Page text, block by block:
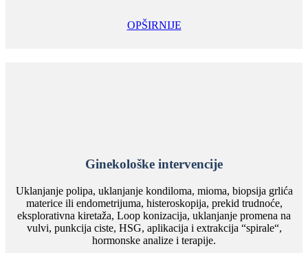
OPŠIRNIJE
Ginekološke intervencije
Uklanjanje polipa, uklanjanje kondiloma, mioma, biopsija grlića
materice ili endometrijuma, histeroskopija, prekid trudnoće,
eksplorativna kiretaža, Loop konizacija, uklanjanje promena na
vulvi, punkcija ciste, HSG, aplikacija i extrakcija “spirale“,
hormonske analize i terapije.